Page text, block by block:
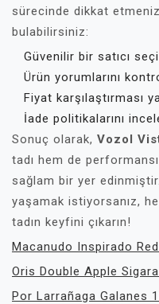
sürecinde dikkat etmeniz
bulabilirsiniz:
Güvenilir bir satıcı
Ürün yorumlarını
Fiyat karşılaştırması
İade politikalarını
Sonuç olarak, Vozol
tadı hem de
sağlam bir yer
yaşamak istiyorsanız,
tadın keyfini çıkarın!
Macanudo Inspirado
Oris Double Apple
Por Larrañaga Galanes